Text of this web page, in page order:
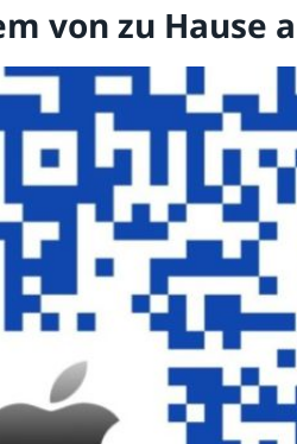
von zu Hause